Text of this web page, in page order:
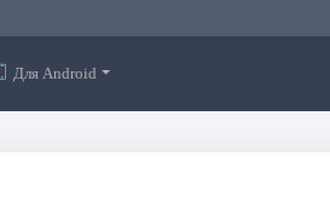
Для Android